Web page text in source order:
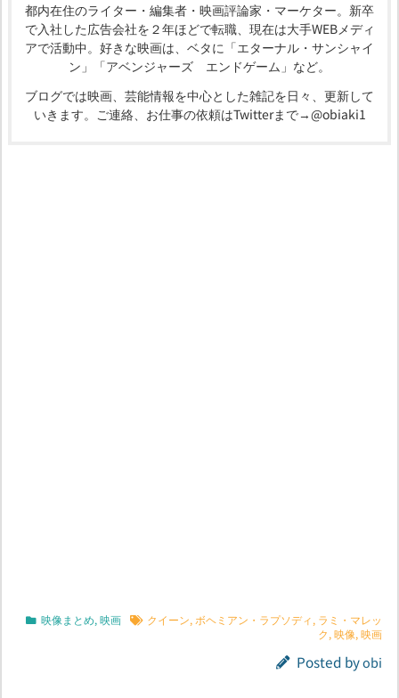
都内在住のライター・編集者・映画評論家・マーケター。新卒
で入社した広告会社を２年ほどで転職、現在は大手WEBメディ
アで活動中。好きな映画は、ベタに「エターナル・サンシャイ
ン」「アベンジャーズ エンドゲーム」など。
ブログでは映画、芸能情報を中心とした雑記を日々、更新して
いきます。ご連絡、お仕事の依頼はTwitterまで→@obiaki1
映像まとめ,映画 クイーン,ボヘミアン・ラプソディ, ラミ・マレッ
ク,映像,映画
Posted byobi